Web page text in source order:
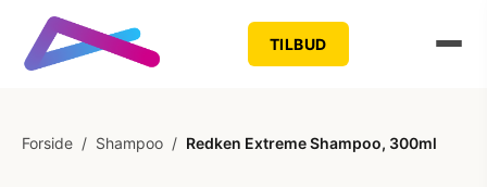
TILBUD
Forside / Shampoo / Redken Extreme Shampoo, 300ml